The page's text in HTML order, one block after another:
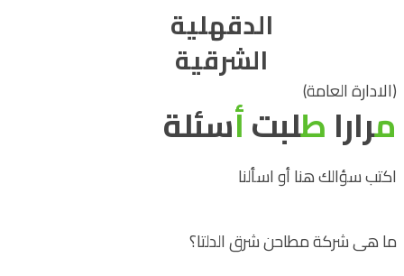
الدقهلية
الشرقية
(الادارة العامة)
مراراطلبتأسئلة
اكتب سؤالك هنا أو اسألنا
ما هى شركة مطاحن شرق الدلتا؟